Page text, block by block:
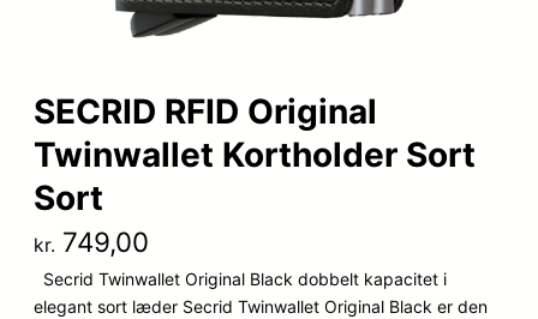
SECRID RFID Original
Twinwallet Kortholder Sort
Sort
kr. 749,00
Secrid Twinwallet Original Black dobbelt kapacitet i
elegant sort læder Secrid Twinwallet Original Black er den